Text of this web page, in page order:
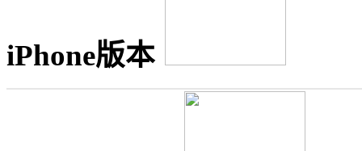
iPhone版本